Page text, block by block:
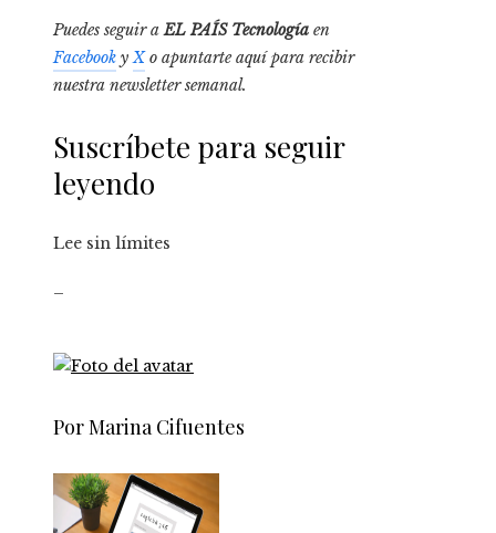
Puedes seguir aEL PAÍS Tecnología en
Facebook yXo apuntarte aquí para recibir
nuestra newsletter semanal.
Suscríbete para seguir
leyendo
Lee sin límites
Por Marina Cifuentes